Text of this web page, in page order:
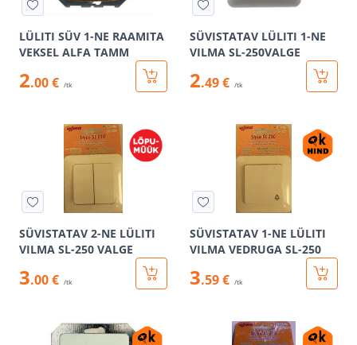
LÜLITI SÜV 1-NE RAAMITA
VEKSEL ALFA TAMM
2.00 € /tk
SÜVISTATAV LÜLITI 1-NE
VILMA SL-250VALGE
2.49 € /tk
SÜVISTATAV 2-NE LÜLITI
VILMA SL-250 VALGE
3.00 € /tk
SÜVISTATAV 1-NE LÜLITI
VILMA VEDRUGA SL-250
3.59 € /tk